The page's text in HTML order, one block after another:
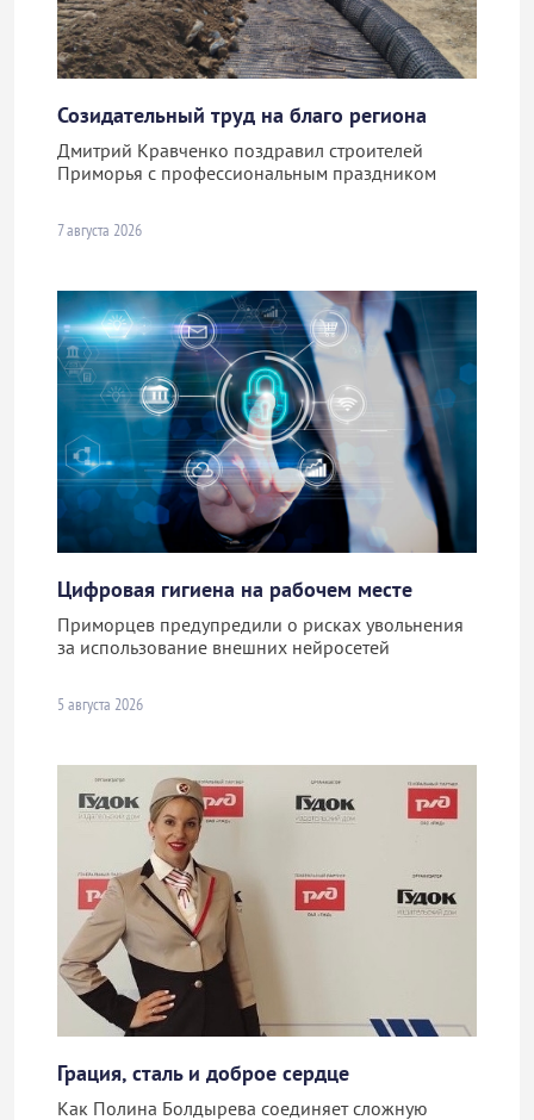
Созидательный труд на благо региона
Дмитрий Кравченко поздравил строителей
Приморья с профессиональным праздником
7 августа 2026
Цифровая гигиена на рабочем месте
Приморцев предупредили о рисках увольнения
за использование внешних нейросетей
5 августа 2026
Грация, сталь и доброе сердце
Как Полина Болдырева соединяет сложную